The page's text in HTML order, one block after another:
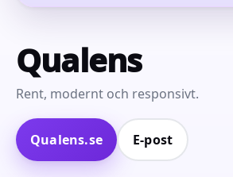
Qualens
Rent, modernt och responsivt.
Qualens.se E‑post